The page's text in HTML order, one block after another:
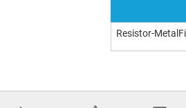
Resistor-